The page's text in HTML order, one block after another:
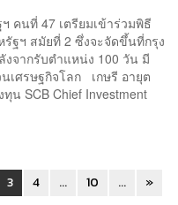
คนที่ 47 เตรียมเข้าร่วมพิธี
ฐฯ สมัยที่ 2 ซึ่งจะจัดขึ้นที่กรุง
จากรับตำแหน่ง 100 วัน มี
เศรษฐกิจโลก เกษรี อายุต
น SCB Chief Investment
3 4 ... 10 ...
»